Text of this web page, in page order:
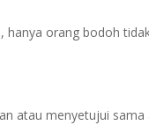
orang bodoh
atau menyetujui